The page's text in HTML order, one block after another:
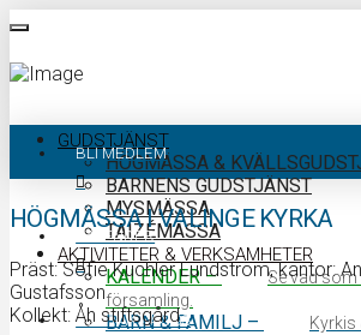
GUDSTJÄNST
HÖGMÄSSA &
BARNENS GUDSTJÄNST
MYSMÄSSA
TAIZÉMÄSSA
AKTIVITETER & VERKSAMHETER
KALENDER–
Se vad som
församling.
BARN & FAMILJ –
Kyrkis
BLI MEDLEM
KALENDER
KONTAKTA OSS
HÖGMÄSSA I VALINGE KYRKA
Präst: Sofie Kuchler Lundström, kantor:
Gustafsson
Kollekt: Åh stiftsgård